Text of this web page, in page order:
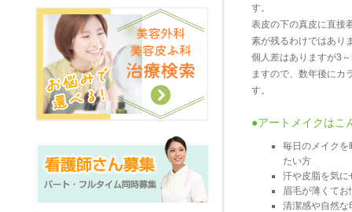
す。
表皮の下の真皮に直接
素が残るわけではあり
個人差はありますが3
ますので、数年後にカ
す。
●アートメイクはこ
毎日のメイクを
たい方
汗や皮脂を気に
眉毛が薄くてお
清潔感や自然な